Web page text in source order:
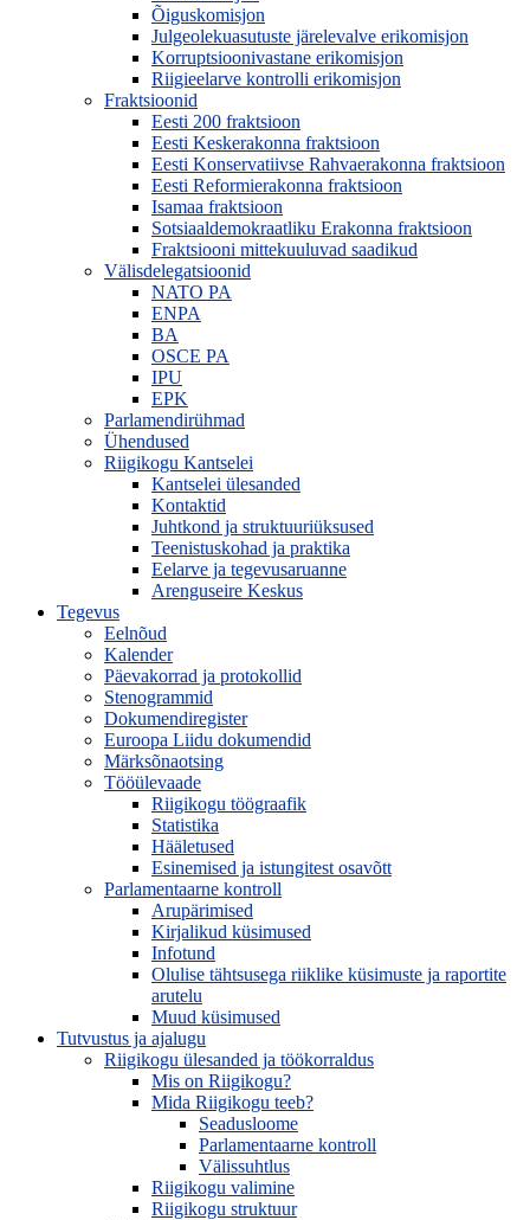
Õiguskomisjon
Julgeolekuasutuste järelevalve erikomisjon
Korruptsioonivastane erikomisjon
Riigieelarve kontrolli erikomisjon
Fraktsioonid
Eesti 200 fraktsioon
Eesti Keskerakonna fraktsioon
Eesti Konservatiivse Rahvaerakonna fraktsioon
Eesti Reformierakonna fraktsioon
Isamaa fraktsioon
Sotsiaaldemokraatliku Erakonna fraktsioon
Fraktsiooni mittekuuluvad saadikud
Välisdelegatsioonid
NATO PA
ENPA
BA
OSCE PA
IPU
EPK
Parlamendirühmad
Ühendused
Riigikogu Kantselei
Kantselei ülesanded
Kontaktid
Juhtkond ja struktuuriüksused
Teenistuskohad ja praktika
Eelarve ja tegevusaruanne
Arenguseire Keskus
Tegevus
Eelnõud
Kalender
Päevakorrad ja protokollid
Stenogrammid
Dokumendiregister
Euroopa Liidu dokumendid
Märksõnaotsing
Tööülevaade
Riigikogu töögraafik
Statistika
Hääletused
Esinemised ja istungitest osavõtt
Parlamentaarne kontroll
Arupärimised
Kirjalikud küsimused
Infotund
Olulise tähtsusega riiklike küsimuste ja raportite
arutelu
Muud küsimused
Tutvustus ja ajalugu
Riigikogu ülesanded ja töökorraldus
Mis on Riigikogu?
Mida Riigikogu teeb?
Seadusloome
Parlamentaarne kontroll
Välissuhtlus
Riigikogu valimine
Riigikogu struktuur